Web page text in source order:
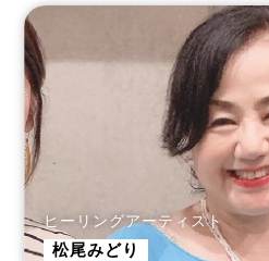
ヒーリングアーティスト
松尾みどり